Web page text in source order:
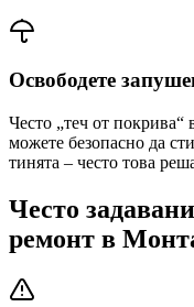
Освободете
Често „теч от
можете безопасно да
тинята – често това
Често
ремонт в